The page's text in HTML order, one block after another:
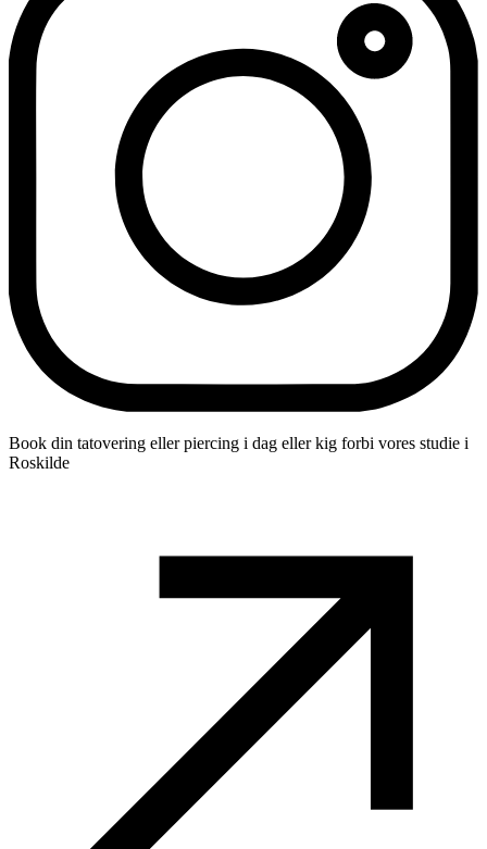
Book din tatovering eller piercing i dag eller kig forbi vores studie i
Roskilde